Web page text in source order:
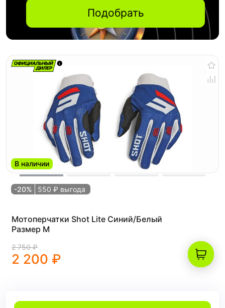
Подобрать
В наличии
-20% 550 ₽ выгода
Мотоперчатки Shot Lite Синий/Белый
Размер M
2 750 ₽
2 200 ₽